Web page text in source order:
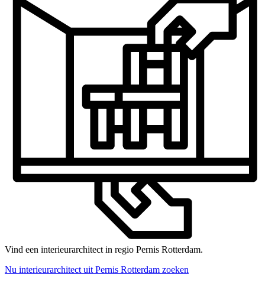
Vind een interieurarchitect in regio Pernis Rotterdam.
Nu interieurarchitect uit Pernis Rotterdam zoeken